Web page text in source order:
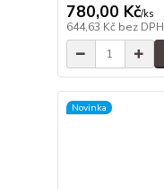
780,00 Kč/ks
644,63 Kč bez DPH
Novinka